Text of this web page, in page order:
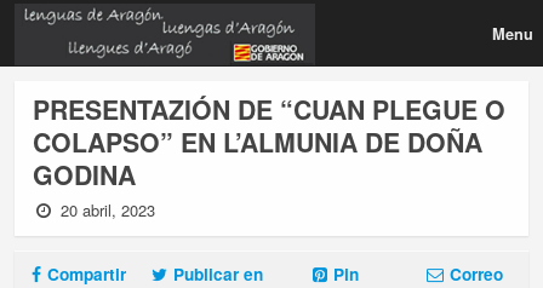
Menu
PRESENTAZIÓN DE “CUAN PLEGUE O
COLAPSO” EN L’ALMUNIA DE DOÑA
GODINA
20 abril, 2023
Compartir
Publicar en
Pin
Correo